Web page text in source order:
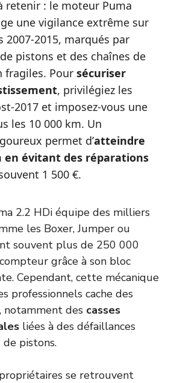
retenir : le moteur Puma
une vigilance extrême sur
2007-2015, marqués par
pistons et des chaînes de
Pour sécuriser
, privilégiez les
2017 et imposez-vous une
les 10 000 km. Un
permet d’atteindre
en évitant des réparations
1 500 €.
2.2 HDi équipe des milliers
les Boxer, Jumper ou
souvent plus de 250 000
grâce à son bloc
Cependant, cette mécanique
professionnels cache des
notamment des casses
liées à des défaillances
de pistons.
se retrouvent